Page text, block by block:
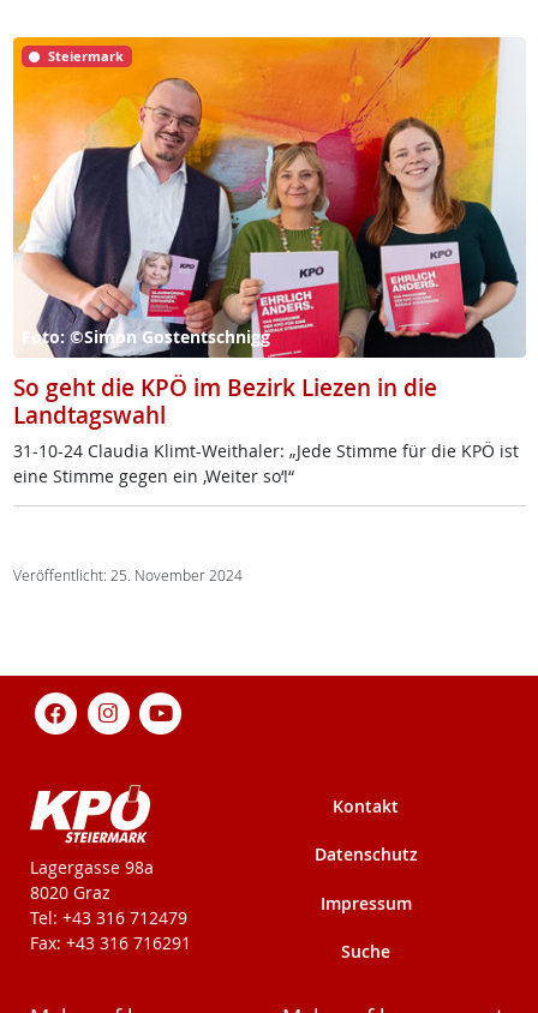
Steiermark
Foto: ©Simon Gostentschnigg
So geht die KPÖ im Bezirk Liezen in die
Landtagswahl
31-10-24 Clau­dia Klimt-Weitha­ler: „Je­de Stim­me für die KPÖ ist
ei­ne Stim­me ge­gen ein ,Wei­ter so‘!“
Veröffentlicht: 25. November 2024
KPÖ-Steiermark
Lagergasse 98a
8020 Graz
Tel: +43 316 712479
Fax: +43 316 716291
Kontakt
Datenschutz
Impressum
Suche